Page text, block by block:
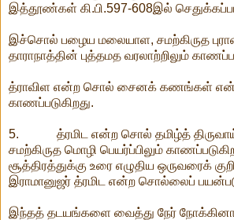
இத்தூண்கள் கி.பி.597-608இல்
இச்சொல் பழைய மலையாள, சமற்கிருத
தாராநாத்தின் புத்தமத வரலாற்றிலும்
த்ராவிள என்ற சொல் சைனக் கணங்கள் என்ற
காணப்படுகிறது.
5. த்ரமிட என்ற சொல் தமிழ்த்
சமற்கிருத மொழி பெயர்ப்பிலும்
சூத்திரத்துக்கு உரை எழுதிய ஒருவரைக்
இராமானுஜர் த்ரமிட என்ற சொல்லைப்
இந்தத் தடயங்களை வைத்து நேர்